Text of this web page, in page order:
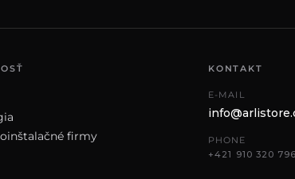
firmy
KONTAKT
E-MAIL
PHONE
+421 910 320 796